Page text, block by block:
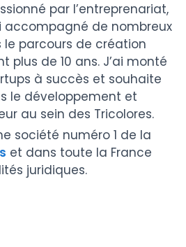
par l’entreprenariat,
accompagné de nombreux
le parcours de création
plus de 10 ans. J’ai monté
à succès et souhaite
le développement et
au sein des Tricolores.
société numéro 1 de la
et dans toute la France
juridiques.